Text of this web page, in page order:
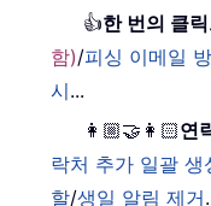
👍한 번의 클
함)/피싱 이메일
시...
👩🏼‍🤝‍👩🏻연
락처 추가 일괄 생
할/생일 알림 제거